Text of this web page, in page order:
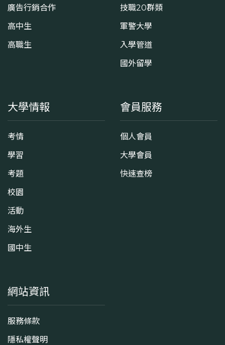
廣告行銷合作
高中生
高職生
技職20群類
軍警大學
入學管道
國外留學
大學情報
考情
學習
考題
校園
活動
海外生
國中生
會員服務
個人會員
大學會員
快速查榜
網站資訊
服務條款
隱私權聲明